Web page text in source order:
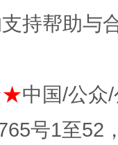
持帮助与
中国/公众
号1至52